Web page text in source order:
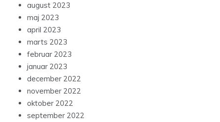
august 2023
maj 2023
april 2023
marts 2023
februar 2023
januar 2023
december 2022
november 2022
oktober 2022
september 2022